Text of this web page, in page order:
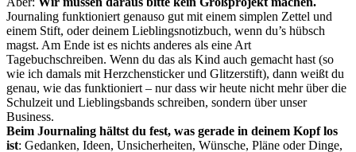
Journaling funktioniert genauso gut mit einem simplen Zettel und
einem Stift, oder deinem Lieblingsnotizbuch, wenn du’s hübsch
magst. Am Ende ist es nichts anderes als eine Art
Tagebuchschreiben. Wenn du das als Kind auch gemacht hast (so
wie ich damals mit Herzchensticker und Glitzerstift), dann weißt du
genau, wie das funktioniert – nur dass wir heute nicht mehr über die
Schulzeit und Lieblingsbands schreiben, sondern über unser
Business.
Beim Journaling hältst du fest, was gerade in deinem Kopf los
ist: Gedanken, Ideen, Unsicherheiten, Wünsche, Pläne oder Dinge,